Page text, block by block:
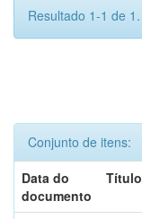
Resultado 1-1 de 1.
Conjunto de itens:
Data do
documento
Título